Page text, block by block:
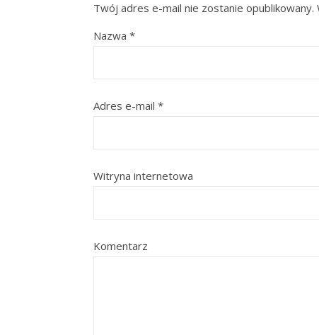
Twój adres e-mail nie zostanie opublikowany.
Nazwa *
Adres e-mail *
Witryna internetowa
Komentarz